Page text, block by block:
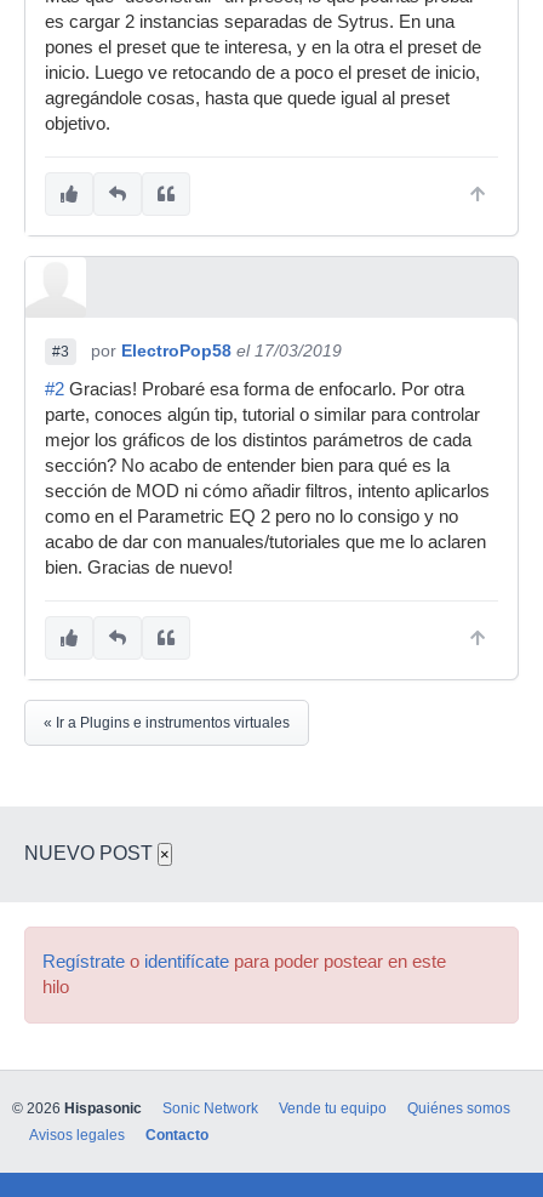
es cargar 2 instancias separadas de Sytrus. En una
pones el preset que te interesa, y en la otra el preset de
inicio. Luego ve retocando de a poco el preset de inicio,
agregándole cosas, hasta que quede igual al preset
objetivo.
#3 por ElectroPop58 el 17/03/2019
#2 Gracias! Probaré esa forma de enfocarlo. Por otra
parte, conoces algún tip, tutorial o similar para controlar
mejor los gráficos de los distintos parámetros de cada
sección? No acabo de entender bien para qué es la
sección de MOD ni cómo añadir filtros, intento aplicarlos
como en el Parametric EQ 2 pero no lo consigo y no
acabo de dar con manuales/tutoriales que me lo aclaren
bien. Gracias de nuevo!
« Ir a Plugins e instrumentos virtuales
NUEVO POST ×
Regístrate o identifícate para poder postear en este
hilo
© 2026 Hispasonic Sonic Network Vende tu equipo
Quiénes somos
Avisos legales
Contacto